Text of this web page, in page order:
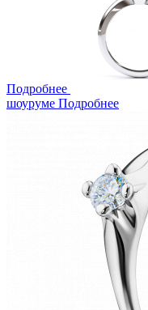
Подробнее
шоуруме Подробнее